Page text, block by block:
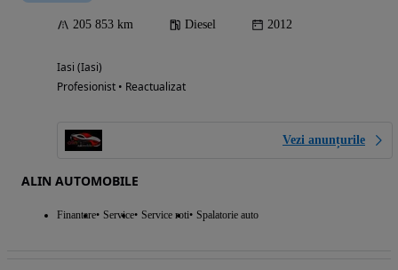
205 853 km Diesel 2012
Iasi (Iasi)
Profesionist • Reactualizat
Vezi anunțurile
ALIN AUTOMOBILE
Finantare Service Service roti Spalatorie auto